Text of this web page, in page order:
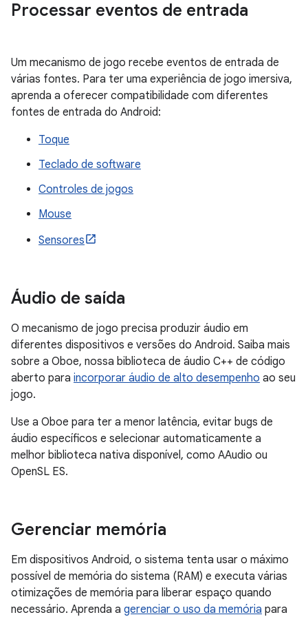
Processar eventos de entrada
Um mecanismo de jogo recebe eventos de entrada de
várias fontes. Para ter uma experiência de jogo imersiva,
aprenda a oferecer compatibilidade com diferentes
fontes de entrada do Android:
Toque
Teclado de software
Controles de jogos
Mouse
Sensores
Áudio de saída
O mecanismo de jogo precisa produzir áudio em
diferentes dispositivos e versões do Android. Saiba mais
sobre a Oboe, nossa biblioteca de áudio C++ de código
aberto para incorporar áudio de alto desempenho ao seu
jogo.
Use a Oboe para ter a menor latência, evitar bugs de
áudio específicos e selecionar automaticamente a
melhor biblioteca nativa disponível, como AAudio ou
OpenSL ES.
Gerenciar memória
Em dispositivos Android, o sistema tenta usar o máximo
possível de memória do sistema (RAM) e executa várias
otimizações de memória para liberar espaço quando
necessário. Aprenda a gerenciar o uso da memória para